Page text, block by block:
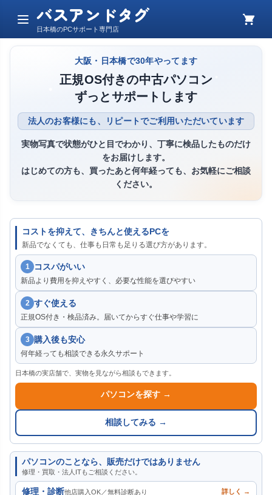
メ
ュ
バスアンドタグ
日本橋のPCサポート専門店
カ
ト
大阪・日本橋で30年やってます
正規OS付きの中古パソコン
ずっとサポートします
法人のお客様にも、リピートでご利用いただいています
実物写真で状態がひと目でわかり、丁寧に検品したものだけ
をお届けします。
はじめての方も、買ったあと何年経っても、お気軽にご相談
ください。
コストを抑えて、きちんと使えるPCを
新品でなくても、仕事も日常も足りる選び方があります。
1 コスパがいい
新品より費用を抑えやすく、必要な性能を選びやすい
2 すぐ使える
正規OS付き・検品済み。届いてからすぐ仕事や学習に
3 購入後も安心
何年経っても相談できる永久サポート
日本橋の実店舗で、実物を見ながら相談もできます。
パソコンを探す →
相談してみる →
パソコンのことなら、販売だけではありません
修理・買取・法人ITもご相談ください。
修理・診断他店購入OK／無料診断あり 詳しく →